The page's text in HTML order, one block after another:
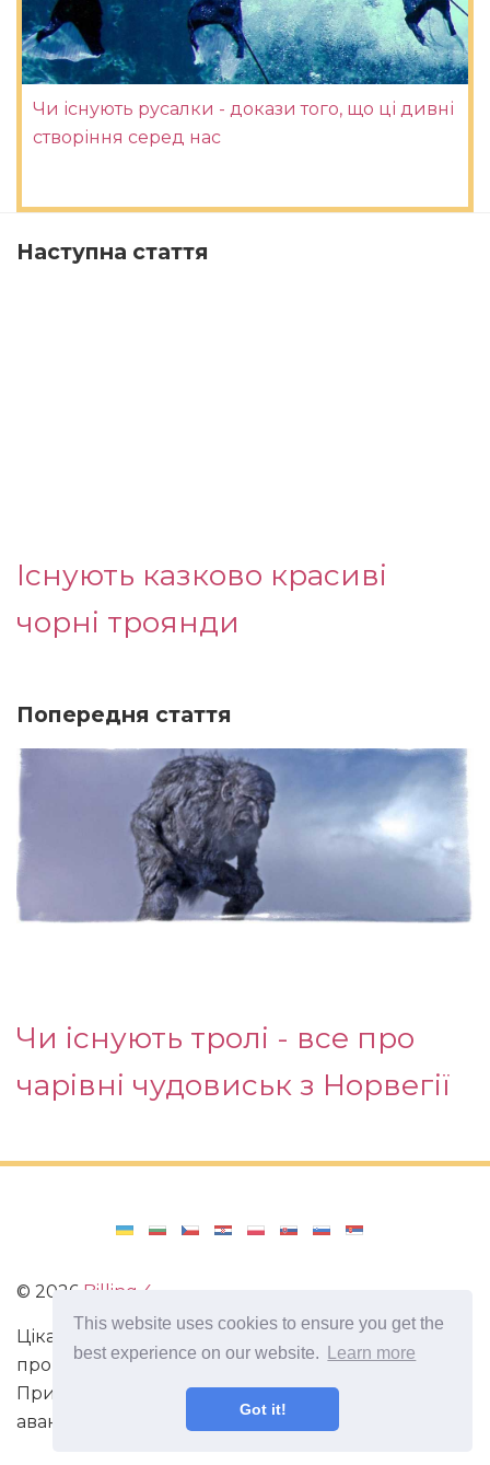
This website uses cookies to ensure you get the
best experience on our website.
Learn more
Got it!
Чи існують русалки - докази того, що ці дивні
створіння серед нас
Наступна стаття
Існують казково красиві
чорні троянди
Попередня стаття
Чи існують тролі - все про
чарівні чудовиськ з Норвегії
© 2026 Billing 4
Цікаві та захоплюючі факти з усього світу. Статті
про виживання в непередбачених ситуаціях.
Пригоди, маршрути і спосіб життя сучасного
авантюриста. Все про мистецтво магії.